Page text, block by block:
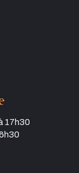
17h30